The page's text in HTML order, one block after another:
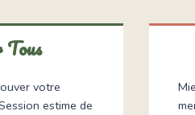
votre
estime de